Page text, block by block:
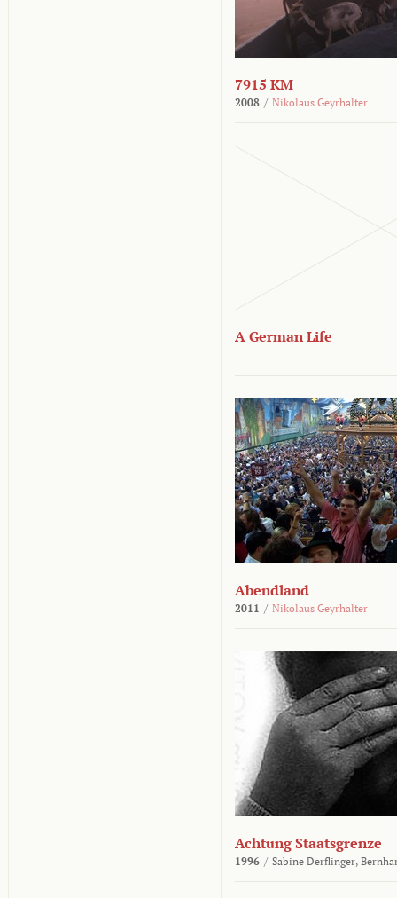
7915 KM
2008 / Nikolaus Geyrhalter
A German Life
Abendland
2011 / Nikolaus Geyrhalter
Achtung Staatsgrenze
1996 / Sabine Derflinger,